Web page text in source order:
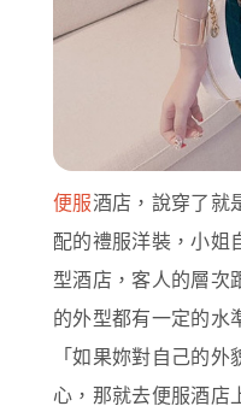
便服酒店，說穿了就
配的禮服洋裝，小姐
型酒店，客人的層次
的外型都有一定的水
「如果妳對自己的外
心，那就去便服酒店